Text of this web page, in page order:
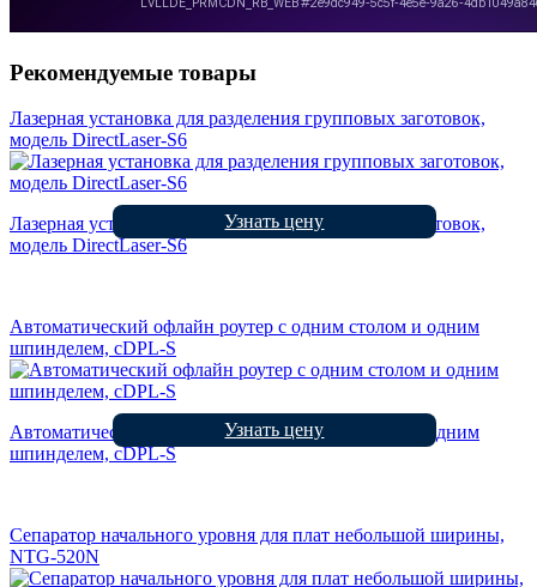
Рекомендуемые товары
Лазерная установка для разделения групповых заготовок,
модель DirectLaser-S6
Лазерная установка для разделения групповых заготовок,
модель DirectLaser-S6
Узнать цену
Автоматический офлайн роутер с одним столом и одним
шпинделем, cDPL-S
Автоматический офлайн роутер с одним столом и одним
шпинделем, cDPL-S
Узнать цену
Сепаратор начального уровня для плат небольшой ширины,
NTG-520N